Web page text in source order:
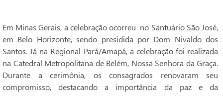
Em Minas Gerais, a celebração ocorreu no Santuário São José,
em Belo Horizonte, sendo presidida por Dom Nivaldo dos
Santos. Já na Regional Pará/Amapá, a celebração foi realizada
na Catedral Metropolitana de Belém, Nossa Senhora da Graça.
Durante a cerimônia, os consagrados renovaram seu
compromisso, destacando a importância da paz e da